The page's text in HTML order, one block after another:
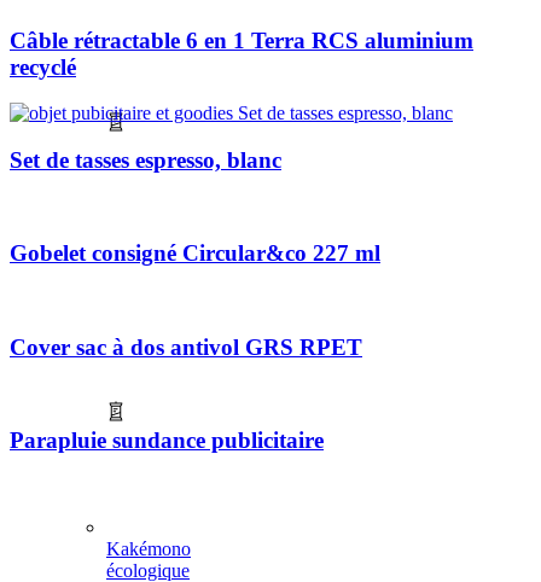
Kakémono
écologique
Câble rétractable 6 en 1 Terra RCS aluminium
recyclé
Set de tasses espresso, blanc
Gobelet consigné Circular&co 227 ml
Cover sac à dos antivol GRS RPET
Parapluie sundance publicitaire